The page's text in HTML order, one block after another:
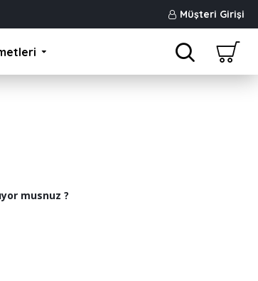
Müşteri Girişi
musnuz ?